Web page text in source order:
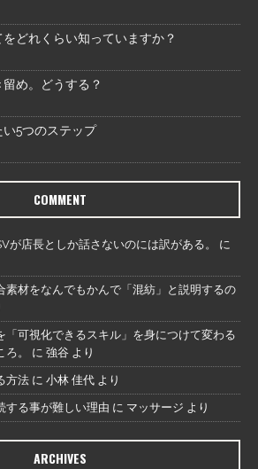
どれくらい知っていますか？
め。どうする？
5つのステップ
COMMENT
が店長としか話さないのには訳がある。
に
材をなんでもかんで「混紡」と説明するの
「可視化できるスキル」を身につけて変わる
。
に 強谷 より
方法 に 小林 佳代 より
する事が難しい理由 に マッサージ より
ARCHIVES